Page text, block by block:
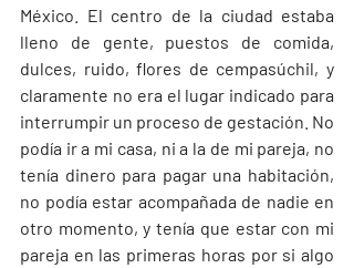
México. El centro de la ciudad estaba
lleno de gente, puestos de comida,
dulces, ruido, flores de cempasúchil, y
claramente no era el lugar indicado para
interrumpir un proceso de gestación. No
podía ir a mi casa, ni a la de mi pareja, no
tenía dinero para pagar una habitación,
no podía estar acompañada de nadie en
otro momento, y tenía que estar con mi
pareja en las primeras horas por si algo